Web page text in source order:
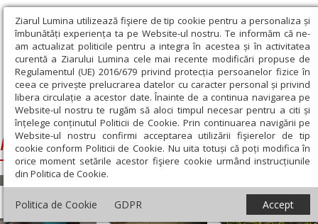
Ziarul Lumina utilizează fişiere de tip cookie pentru a personaliza și
îmbunătăți experiența ta pe Website-ul nostru. Te informăm că ne-
am actualizat politicile pentru a integra în acestea și în activitatea
curentă a Ziarului Lumina cele mai recente modificări propuse de
Regulamentul (UE) 2016/679 privind protecția persoanelor fizice în
ceea ce privește prelucrarea datelor cu caracter personal și privind
libera circulație a acestor date. Înainte de a continua navigarea pe
Website-ul nostru te rugăm să aloci timpul necesar pentru a citi și
înțelege conținutul Politicii de Cookie. Prin continuarea navigării pe
Website-ul nostru confirmi acceptarea utilizării fişierelor de tip
cookie conform Politicii de Cookie. Nu uita totuși că poți modifica în
orice moment setările acestor fişiere cookie urmând instrucțiunile
din Politica de Cookie.
Politica de Cookie GDPR Accept
Ziarul Lumina › Parlamentul European
Parlamentul European
socială
socială
Actualitate